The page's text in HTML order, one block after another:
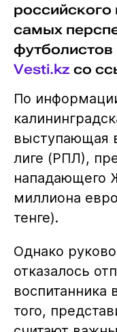
российского
самых
футболистов
Vesti.kz со
По
выступающая
лиге (РПЛ),
нападающего
миллиона
тенге).
Однако
отказалось
воспитанника
того,